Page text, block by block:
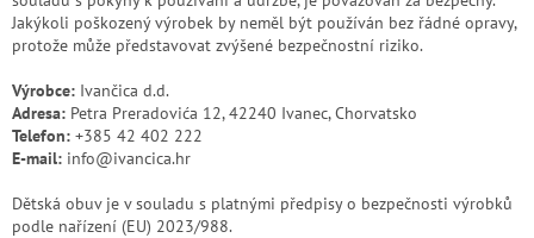
Jakýkoli poškozený výrobek by neměl být používán bez řádné opravy,
protože může představovat zvýšené bezpečnostní riziko.
Výrobce: Ivančica d.d.
Adresa: Petra Preradovića 12, 42240 Ivanec, Chorvatsko
Telefon: +385 42 402 222
E-mail: info@ivancica.hr
Dětská obuv je v souladu s platnými předpisy o bezpečnosti výrobků
podle nařízení (EU) 2023/988.